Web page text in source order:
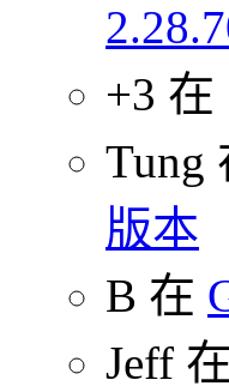
+3 在
Tung
版本
B 在
Jeff 在